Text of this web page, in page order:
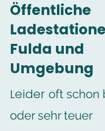
Öffentliche
Fulda und
Umgebung
Leider oft schon
oder sehr teuer